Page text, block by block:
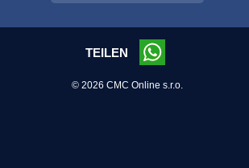
TEILEN
© 2026 CMC Online s.r.o.